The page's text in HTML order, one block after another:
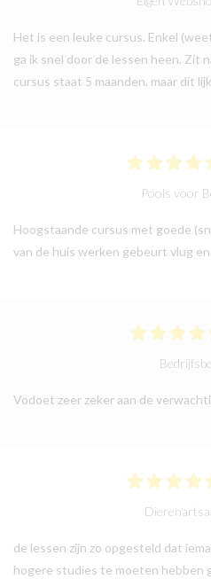
Het is een leuke cursus. Enkel
ga ik snel door de lessen heen. Zit
cursus staat 5 maanden, maar dit
Pools voor
Hoogstaande cursus met goede
van de huis werken gebeurt vlug
Vodoet zeer zeker aan de
de lessen zijn zo opgesteld dat
hogere studies te moeten hebben